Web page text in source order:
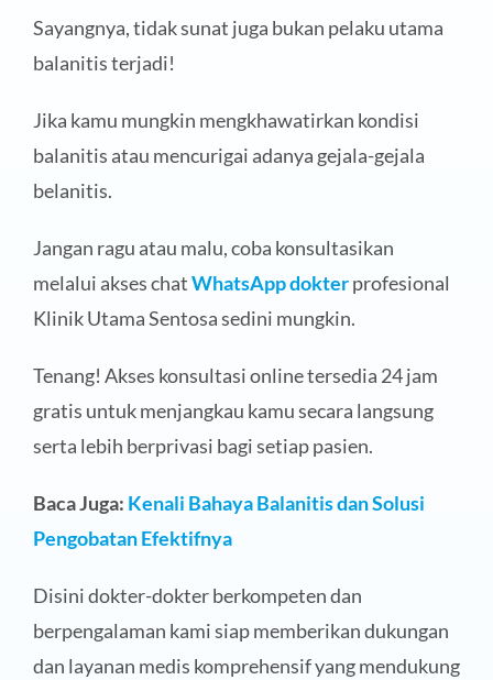
Sayangnya, tidak sunat juga bukan pelaku utama
balanitis terjadi!
Jika kamu mungkin mengkhawatirkan kondisi
balanitis atau mencurigai adanya gejala-gejala
belanitis.
Jangan ragu atau malu, coba konsultasikan
melalui akses chatWhatsApp dokterprofesional
Klinik Utama Sentosa sedini mungkin.
Tenang! Akses konsultasi online tersedia 24 jam
gratis untuk menjangkau kamu secara langsung
serta lebih berprivasi bagi setiap pasien.
Baca Juga: Kenali Bahaya Balanitis dan Solusi
Pengobatan Efektifnya
Disini dokter-dokter berkompeten dan
berpengalaman kami siap memberikan dukungan
dan layanan medis komprehensif yang mendukung